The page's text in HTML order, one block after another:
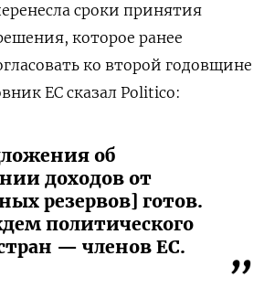
сроки принятия
которое ранее
ко второй годовщине
ЕС сказал Politico:
об
доходов от
резервов] готов.
политического
— членов ЕС.